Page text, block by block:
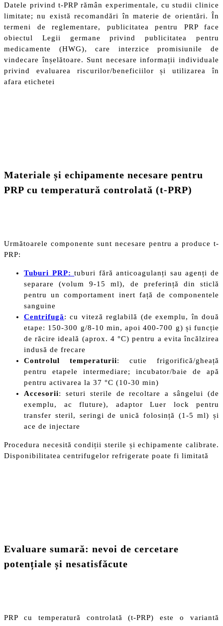
Datele privind t-PRP rămân experimentale, cu studii clinice
limitate; nu există recomandări în materie de orientări. În
termeni de reglementare, publicitatea pentru PRP face
obiectul Legii germane privind publicitatea pentru
medicamente (HWG), care interzice promisiunile de
vindecare înșelătoare. Sunt necesare informații individuale
privind evaluarea riscurilor/beneficiilor și utilizarea în
afara etichetei
Materiale și echipamente necesare pentru
PRP cu temperatură controlată (t-PRP)
Următoarele componente sunt necesare pentru a produce t-
PRP:
Tuburi PRP:tuburi fără anticoagulanți sau agenți de
separare (volum 9-15 ml), de preferință din sticlă
pentru un comportament inert față de componentele
sanguine
Centrifugă: cu viteză reglabilă (de exemplu, în două
etape: 150-300 g/8-10 min, apoi 400-700 g) și funcție
de răcire ideală (aprox. 4 °C) pentru a evita încălzirea
indusă de frecare
Controlul temperaturii: cutie frigorifică/gheață
pentru etapele intermediare; incubator/baie de apă
pentru activarea la 37 °C (10-30 min)
Accesorii: seturi sterile de recoltare a sângelui (de
exemplu, ac fluture), adaptor Luer lock pentru
transfer steril, seringi de unică folosință (1-5 ml) și
ace de injectare
Procedura necesită condiții sterile și echipamente calibrate.
Disponibilitatea centrifugelor refrigerate poate fi limitată
Evaluare sumară: nevoi de cercetare
potențiale și nesatisfăcute
PRP cu temperatură controlată (t-PRP) este o variantă